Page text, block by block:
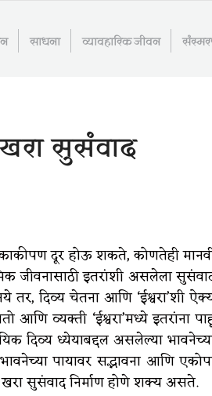
साधना व्यावहारिक जीवन
सुसंवाद
दूर होऊ शकते, कोणतेही
जीवनासाठी इतरांशी असलेला
दिव्य चेतना आणि ‘ईश्वरा’शी
आणि व्यक्ती ‘ईश्वरा’मध्ये इतरांना
दिव्य ध्येयाबद्दल असलेल्या
पायावर सद्भावना आणि
सुसंवाद निर्माण होणे शक्य असते.